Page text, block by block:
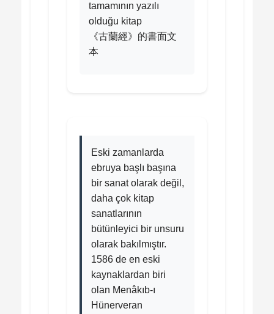
tamamının yazılı
olduğu kitap
《古蘭經》的書面文
本
Eski zamanlarda
ebruya başlı başına
bir sanat olarak değil,
daha çok kitap
sanatlarının
bütünleyici bir unsuru
olarak bakılmıştır.
1586 de en eski
kaynaklardan biri
olan Menâkıb-ı
Hünerveran